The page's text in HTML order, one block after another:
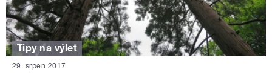
Tipy na výlet
29. srpen 2017